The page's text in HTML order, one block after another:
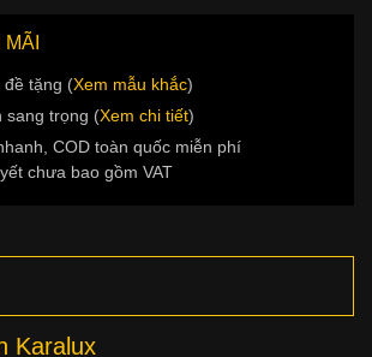
đề tặng (Xem mẫu khắc)
sang trọng (Xem chi tiết)
COD toàn quốc miễn phí
chưa bao gồm VAT
Karalux